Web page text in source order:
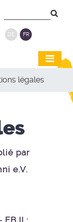
DE FR
légales
par
e.V.
II :